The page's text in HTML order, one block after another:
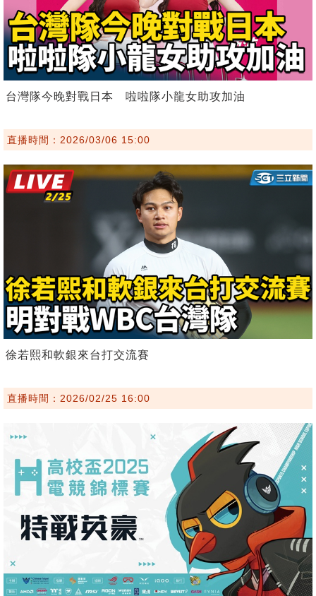
台灣隊今晚對戰日本 啦啦隊小龍女助攻加油
直播時間：2026/03/06 15:00
徐若熙和軟銀來台打交流賽
直播時間：2026/02/25 16:00